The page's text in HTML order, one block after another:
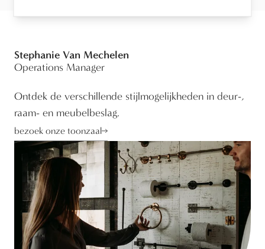
Stephanie Van Mechelen
Operations Manager
Ontdek de verschillende stijlmogelijkheden in deur-,
raam- en meubelbeslag.
bezoek onze toonzaal